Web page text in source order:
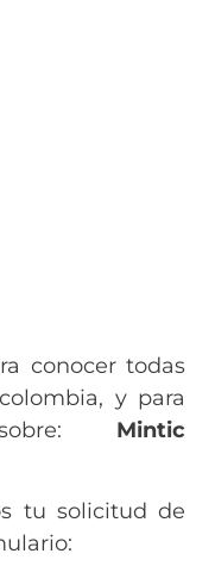
conocer todas
y para
Mintic
tu solicitud de